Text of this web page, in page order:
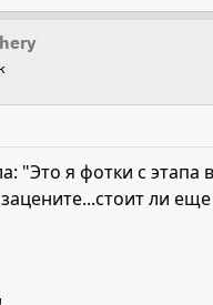
"Это я фотки с этапа
ли